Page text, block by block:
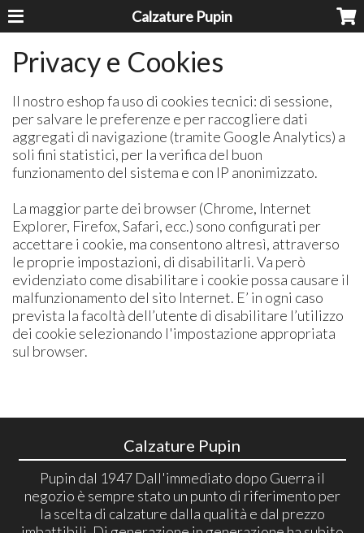
Calzature Pupin
Privacy e Cookies
Il nostro eshop fa uso di cookies tecnici: di sessione,
per salvare le preferenze e per raccogliere dati
aggregati di navigazione (tramite Google Analytics) a
soli fini statistici, per la verifica del buon
funzionamento del sistema e con IP anonimizzato.
La maggior parte dei browser (Chrome, Internet
Explorer, Firefox, Safari, ecc.) sono configurati per
accettare i cookie, ma consentono altresì, attraverso
le proprie impostazioni, di disabilitarli. Va però
evidenziato come disabilitare i cookie possa causare il
malfunzionamento del sito Internet. E’ in ogni caso
prevista la facoltà dell’utente di disabilitare l’utilizzo
dei cookie selezionando l'impostazione appropriata
sul browser.
Calzature Pupin
Pupin dal 1947 Dall'immediato dopo Guerra il
negozio è sempre stato un punto di riferimento per
la scelta di calzature dalla qualità e dal prezzo